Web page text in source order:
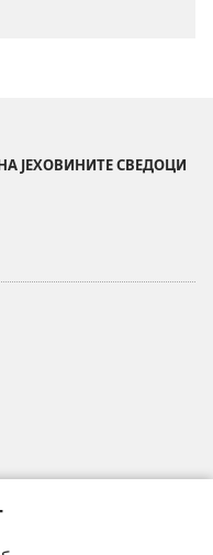
ЈЕХОВИНИТЕ СВЕДОЦИ